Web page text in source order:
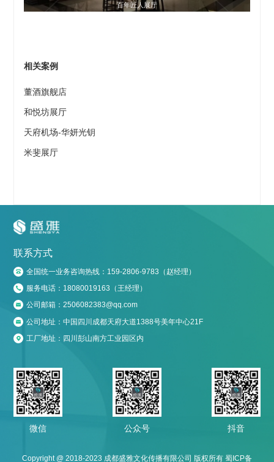
百年匠人展厅
相关案例
董酒旗舰店
和悦坊展厅
天府机场-华妍光钥
米斐展厅
联系方式
 全国统一业务咨询热线：159-2806-9783（赵经理）
 服务电话：18080019163（王经理）
 公司邮箱：2506082383@qq.com
 公司地址：中国四川成都天府大道1388号美年中心21F
 工厂地址：四川彭山南方工业园区内
微信 公众号 抖音
Copyright @ 2018-2023 成都盛雅文化传播有限公司 版权所有 蜀ICP备